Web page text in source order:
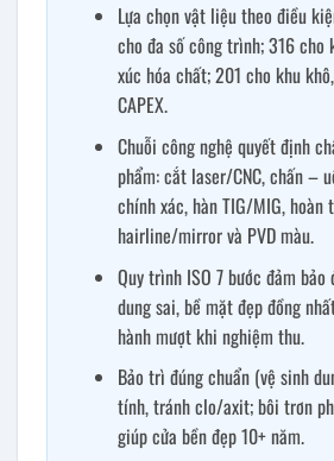
Lựa chọn vật liệu theo điều
cho đa số công trình; 316
xúc hóa chất; 201 cho khu
CAPEX.
Chuỗi công nghệ quyết định
phẩm: cắt laser/CNC, chấn –
chính xác, hàn TIG/MIG, hoàn
hairline/mirror và PVD màu.
Quy trình ISO 7 bước đảm bảo
dung sai, bề mặt đẹp đồng
hành mượt khi nghiệm thu.
Bảo trì đúng chuẩn (vệ sinh
tính, tránh clo/axit; bôi trơn
giúp cửa bền đẹp 10+ năm.